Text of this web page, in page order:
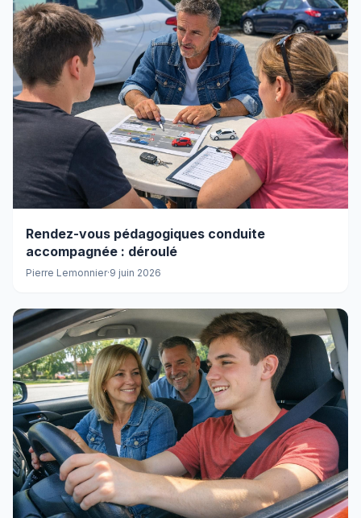
Rendez-vous pédagogiques conduite
accompagnée : déroulé
Pierre Lemonnier·9 juin 2026